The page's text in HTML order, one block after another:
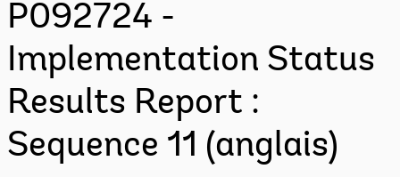
P092724 -
Implementation Status
Results Report :
Sequence 11 (anglais)